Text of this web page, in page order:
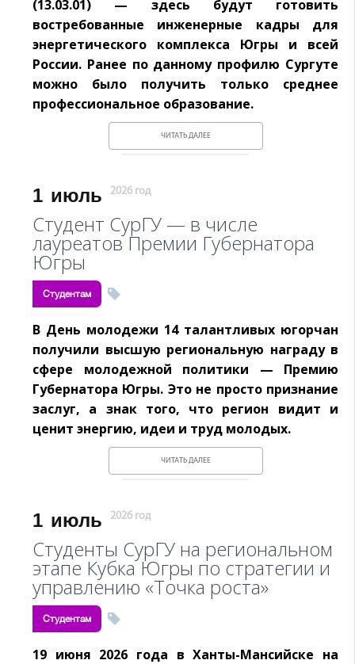
(13.03.01) — здесь будут готовить
востребованные инженерные кадры для
энергетического комплекса Югры и всей
России. Ранее по данному профилю Сургуте
можно было получить только среднее
профессиональное образование.
ЧИТАТЬ ДАЛЕЕ
1 июль 2026 год
Студент СурГУ — в числе
лауреатов Премии Губернатора
Югры
Студентам
В День молодежи 14 талантливых югорчан
получили высшую региональную награду в
сфере молодежной политики — Премию
Губернатора Югры. Это не просто признание
заслуг, а знак того, что регион видит и
ценит энергию, идеи и труд молодых.
ЧИТАТЬ ДАЛЕЕ
1 июль 2026 год
Студенты СурГУ на региональном
этапе Кубка Югры по стратегии и
управлению «Точка роста»
Студентам
19 июня 2026 года в Ханты-Мансийске на